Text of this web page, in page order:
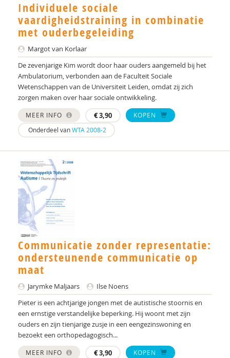
Jorieke Duvekot
Marie-Jose Enders-Slegers
Dr. Esther I. de Bruin
Drs. Francisca J.A. van Steensel
Pien Geertse
Marijke Gottmer
Yvonne Groen
Nelleke van Harten
Allies Hoogma
Wiljo van Hout
Anne-Marie Huyghen
Dr. J.F. (Jolanda) Wielemaker
Remy Janischka
Rianne Jansen
Jannet de Jonge
Kim Jonkman
Individuele sociale
vaardigheidstraining in combinatie
met ouderbegeleiding
Margot van Korlaar
De zevenjarige Kim wordt door haar ouders aangemeld bij het
Ambulatorium, verbonden aan de Faculteit Sociale
Wetenschappen van de Universiteit Leiden, omdat zij zich
zorgen maken over haar sociale ontwikkeling.
MEER INFO €3,90
KOPEN
Onderdeel vanWTA 2008-2
Communicatie zonder representatie:
ondersteunende communicatie op
maat
Jarymke Maljaars
Ilse Noens
Pieter is een achtjarige jongen met de autistische stoornis en
een ernstige verstandelijke beperking. Hij woont met zijn
ouders en zijn tienjarige zusje in een eengezinswoning en
bezoekt een orthopedagogisch...
MEER INFO €3,90
KOPEN